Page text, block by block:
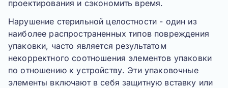
проектирования и сэкономить время.
Нарушение стерильной целостности - один из
наиболее распространенных типов повреждения
упаковки, часто является результатом
некорректного соотношения элементов упаковки
по отношению к устройству. Эти упаковочные
элементы включают в себя защитную вставку или